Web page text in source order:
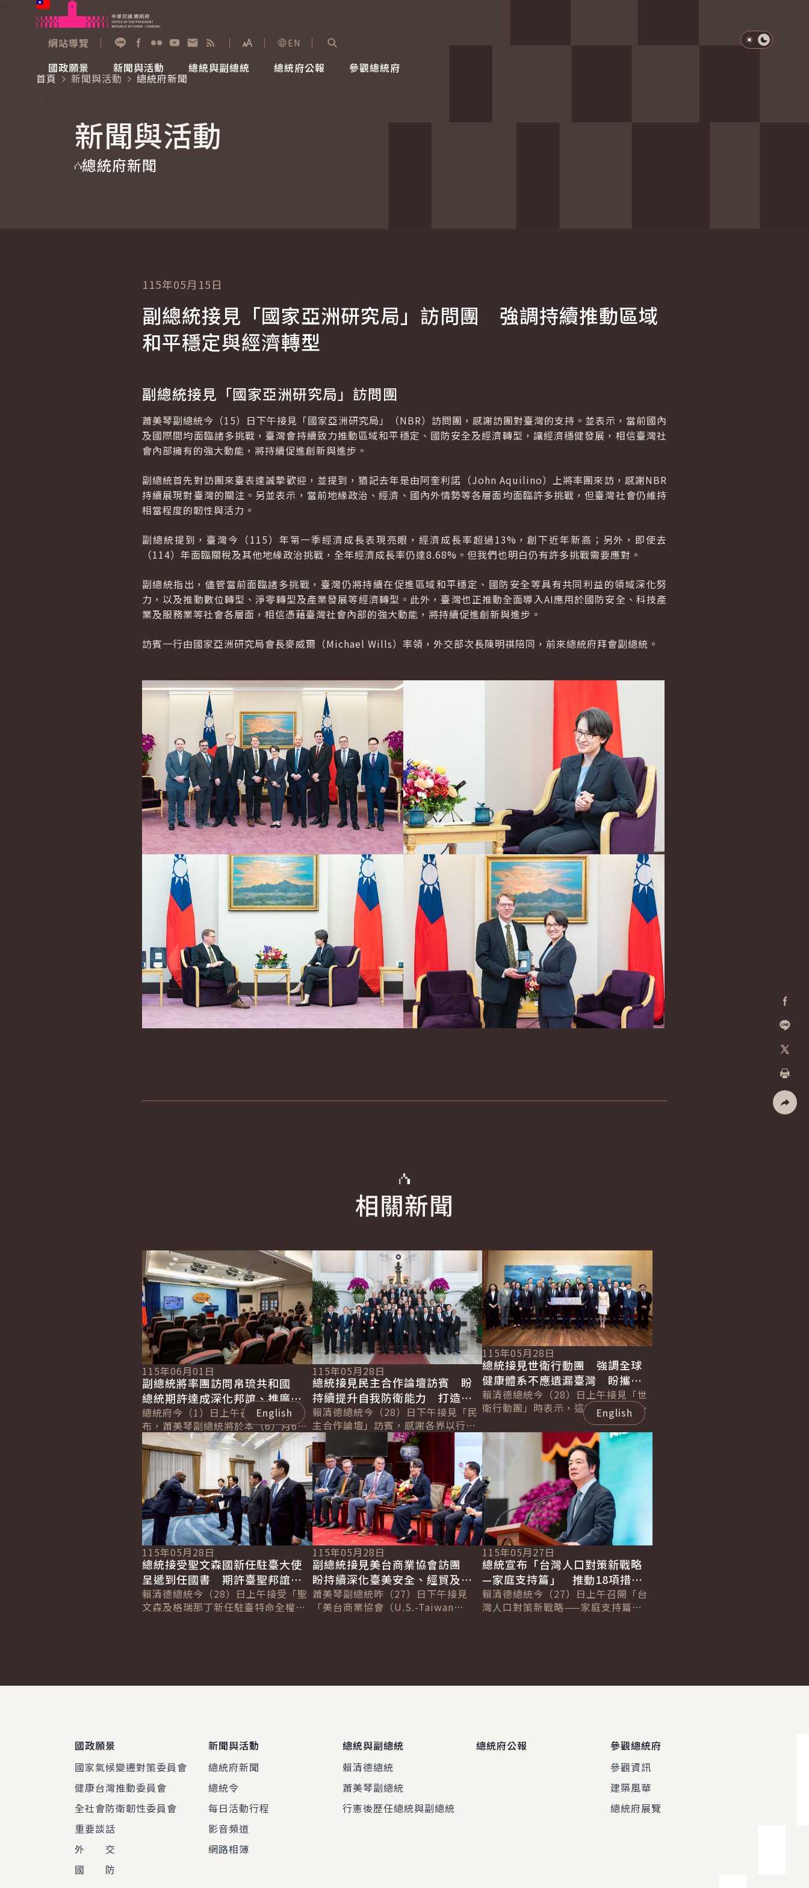
跳到主要內容
網站導覽
展開字級選單
EN
國政願景
國家氣候變遷對策委員會
重要談話
新聞與活動
總統府新聞
影音頻道
總統與副總統
賴清德總統
總統府公報 參觀總統府
參觀資訊
淺色模式
深色模式
首頁
新聞與活動
總統府新聞
新聞與活動
總統府新聞
加入好
列印
115年05月15日
副總統接見「國家亞洲研究局」訪問團 強調持續推動區域
和平穩定與經濟轉型
副總統接見「國家亞洲研究局」訪問團
蕭美琴副總統今（15）日下午接見「國家亞洲研究局」（NBR）訪問團，感謝訪團對臺灣的支持。並表示，當前國內
及國際間均面臨諸多挑戰，臺灣會持續致力推動區域和平穩定、國防安全及經濟轉型，讓經濟穩健發展，相信臺灣社
會內部擁有的強大動能，將持續促進創新與進步。
副總統首先對訪團來臺表達誠摯歡迎，並提到，猶記去年是由阿奎利諾（John Aquilino）上將率團來訪，感謝NBR
持續展現對臺灣的關注。另並表示，當前地緣政治、經濟、國內外情勢等各層面均面臨許多挑戰，但臺灣社會仍維持
相當程度的韌性與活力。
副總統提到，臺灣今（115）年第一季經濟成長表現亮眼，經濟成長率超過13%，創下近年新高；另外，即使去
（114）年面臨關稅及其他地緣政治挑戰，全年經濟成長率仍達8.68%。但我們也明白仍有許多挑戰需要應對。
副總統指出，儘管當前面臨諸多挑戰，臺灣仍將持續在促進區域和平穩定、國防安全等具有共同利益的領域深化努
力，以及推動數位轉型、淨零轉型及產業發展等經濟轉型。此外，臺灣也正推動全面導入AI應用於國防安全、科技產
業及服務業等社會各層面，相信憑藉臺灣社會內部的強大動能，將持續促進創新與進步。
訪賓一行由國家亞洲研究局會長麥威爾（Michael Wills）率領，外交部次長陳明祺陪同，前來總統府拜會副總統。
相關新聞
詳細內容
115年06月01日
副總統將率團訪問帛琉共和國
總統期許達成深化邦誼、推廣觀
光及見證「榮邦計畫」成果三大
核心目標
總統府今（1）日上午召開記者會宣
布，蕭美琴副總統將於本（6）月6日
至10日率團訪問友邦帛琉共和國。總
統期許此行能達成「深化臺帛兩國邦
誼」、「...
詳細內容
115年05月28日
總統接見民主合作論壇訪賓 盼
持續提升自我防衛能力 打造印
太堅實民主堡壘
賴清德總統今（28）日下午接見「民
主合作論壇」訪賓，感謝各界以行動
支持臺灣，展現民主夥伴共同因應全
球變局的決心。並表示，未來臺灣將
持續與理念...
詳細內容
115年05月28日
總統接見世衛行動團 強調全球
健康體系不應遺漏臺灣 盼攜手
守護全人類健康福祉
賴清德總統今（28）日上午接見「世
衛行動團」時表示，這次共有11個邦
交國提案，支持臺灣以觀察員身分參
與「世界衛生大會」（WHA），並有
26...
詳細內容
115年05月28日
總統接受聖文森國新任駐臺大使
呈遞到任國書 期許臺聖邦誼穩
固發展 實現互惠共榮目標
賴清德總統今（28）日上午接受「聖
文森及格瑞那丁新任駐臺特命全權大
English
詳細內容
115年05月28日
副總統接見美台商業協會訪團
盼持續深化臺美安全、經貿及科
技合作
蕭美琴副總統昨（27）日下午接見
「美台商業協會（U.S.-Taiwan
詳細內容
115年05月27日
總統宣布「台灣人口對策新戰略
—家庭支持篇」 推動18項措施
打造公共支持育兒體系 以全民
共享經濟紅利促進臺灣永續發展
賴清德總統今（27）日上午召開「台
灣人口對策新戰略——家庭支持篇」
English
國政願景
國家氣候變遷對策委員會
健康台灣推動委員會
全社會防衛韌性委員會
重要談話
外 交
國 防
新聞與活動
總統府新聞
總統令
每日活動行程
影音頻道
網路相簿
總統與副總統
賴清德總統
蕭美琴副總統
行憲後歷任總統與副總統
總統府公報
參觀總統府
參觀資訊
建築風華
總統府展覽